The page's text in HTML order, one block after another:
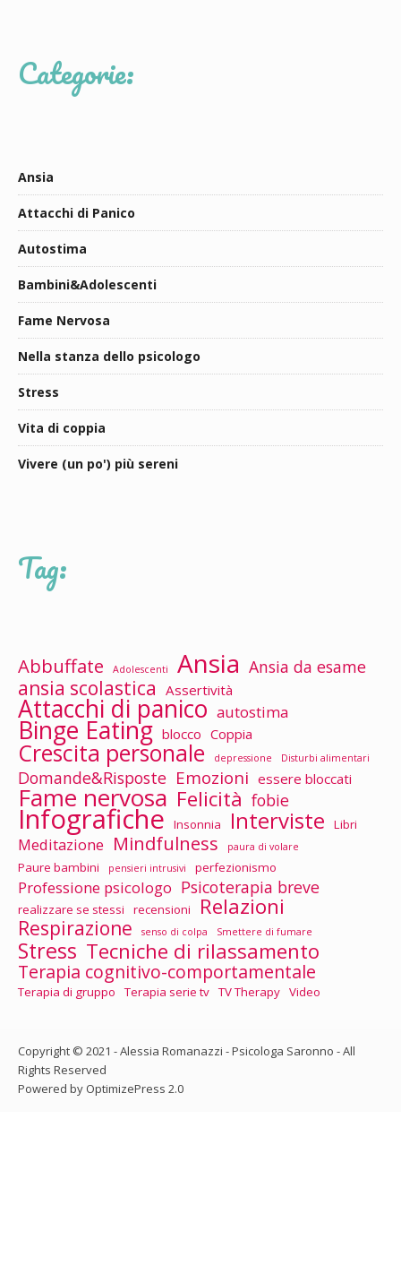
Categorie:
Ansia
Attacchi di Panico
Autostima
Bambini&Adolescenti
Fame Nervosa
Nella stanza dello psicologo
Stress
Vita di coppia
Vivere (un po') più sereni
Tag:
Abbuffate Adolescenti Ansia Ansia da esame
ansia scolastica Assertività
Attacchi di panico autostima
Binge Eating blocco Coppia
Crescita personale depressione Disturbi alimentari
Domande&Risposte Emozioni essere bloccati
Fame nervosa Felicità fobie
Infografiche Insonnia Interviste Libri
Meditazione Mindfulness paura di volare
Paure bambini pensieri intrusivi perfezionismo
Professione psicologo Psicoterapia breve
realizzare se stessi recensioni Relazioni
Respirazione senso di colpa Smettere di fumare
Stress Tecniche di rilassamento
Terapia cognitivo-comportamentale
Terapia di gruppo Terapia serie tv TV Therapy Video
Copyright © 2021 - Alessia Romanazzi - Psicologa Saronno - All
Rights Reserved
Powered by OptimizePress 2.0